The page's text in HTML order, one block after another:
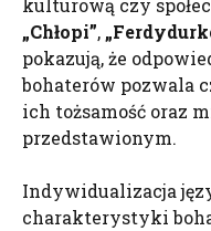
kulturową czy
„Chłopi”,
pokazują, że
bohaterów pozwala
ich tożsamość oraz
przedstawionym.
Indywidualizacja
charakterystyki